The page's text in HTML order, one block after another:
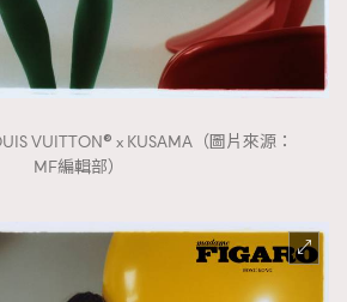
VUITTON® x KUSAMA（圖片來源：
MF編輯部）